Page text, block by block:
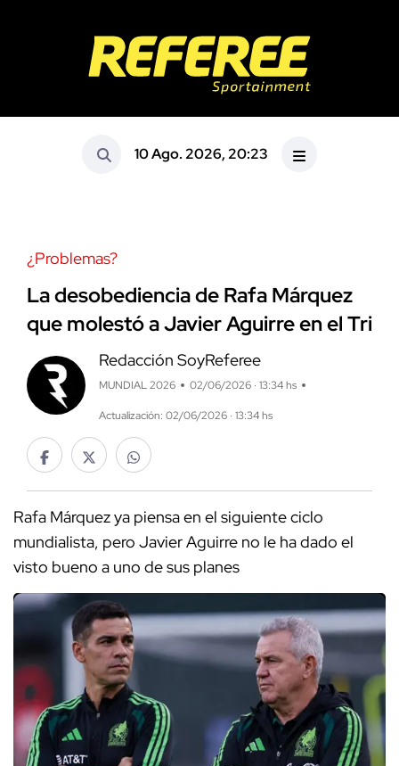
10 Ago. 2026, 20:23
¿Problemas?
La desobediencia de Rafa Márquez
que molestó a Javier Aguirre en el Tri
Redacción SoyReferee
MUNDIAL 2026 02/06/2026 · 13:34 hs
Actualización: 02/06/2026 · 13:34 hs
Rafa Márquez ya piensa en el siguiente ciclo
mundialista, pero Javier Aguirre no le ha dado el
visto bueno a uno de sus planes